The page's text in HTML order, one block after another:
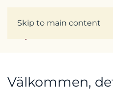
Skip to main content
Välkommen,